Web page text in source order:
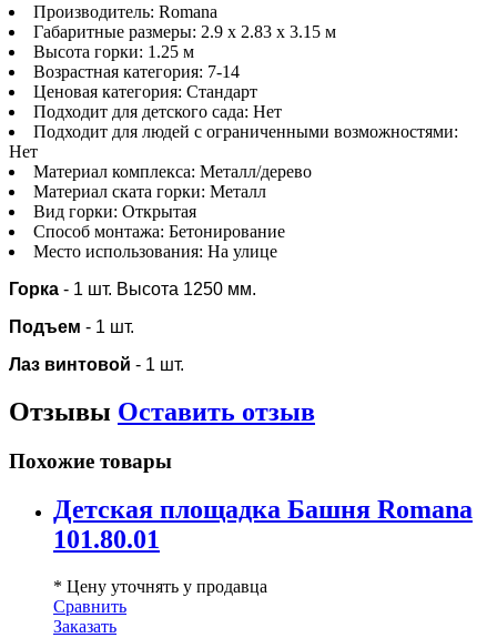
Производитель: Romana
Габаритные размеры: 2.9 x 2.83 x 3.15 м
Высота горки: 1.25 м
Возрастная категория: 7-14
Ценовая категория: Стандарт
Подходит для детского сада: Нет
Подходит для людей с ограниченными возможностями:
Нет
Материал комплекса: Металл/дерево
Материал ската горки: Металл
Вид горки: Открытая
Способ монтажа: Бетонирование
Место использования: На улице
Горка - 1 шт. Высота 1250 мм.
Подъем - 1 шт.
Лаз винтовой - 1 шт.
Отзывы Оставить отзыв
Похожие товары
Детская площадка Башня Romana
101.80.01
* Цену уточнять у продавца
Сравнить
Заказать